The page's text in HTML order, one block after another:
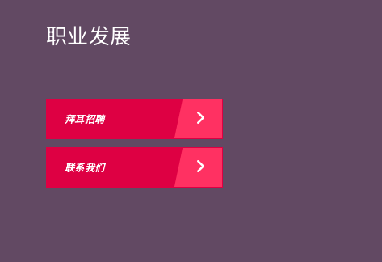
职业发展
拜耳招聘
联系我们